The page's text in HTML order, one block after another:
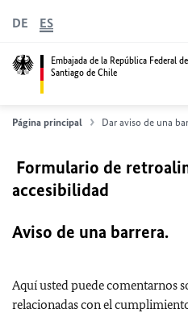
Embajada de la República Federal
Santiago de Chile
DE ES
Página principal Dar aviso de una
Formulario de
accesibilidad
Aviso de una barrera.
Aquí usted puede comentarnos
relacionadas con el